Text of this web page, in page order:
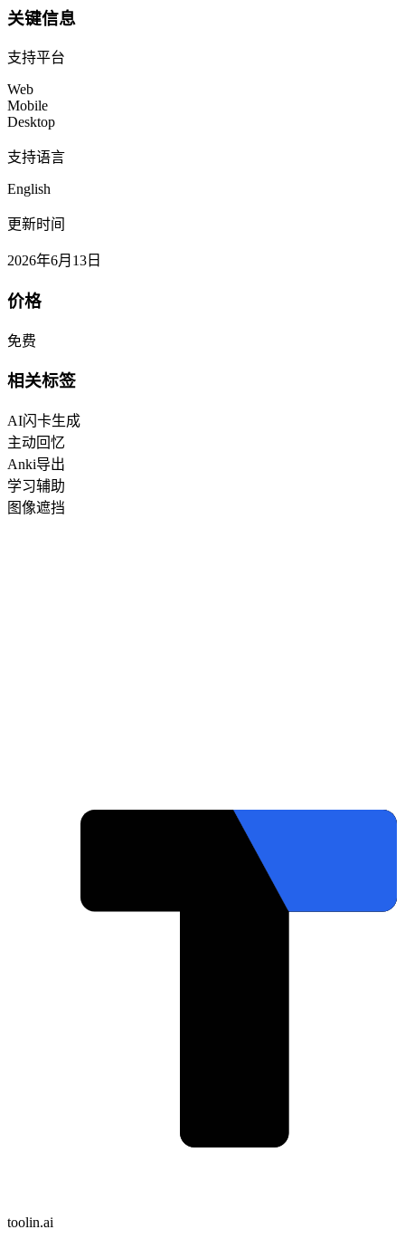
关键信息
支持平台
Web
Mobile
Desktop
支持语言
English
更新时间
2026年6月13日
价格
免费
相关标签
AI闪卡生成
主动回忆
Anki导出
学习辅助
图像遮挡
toolin.ai